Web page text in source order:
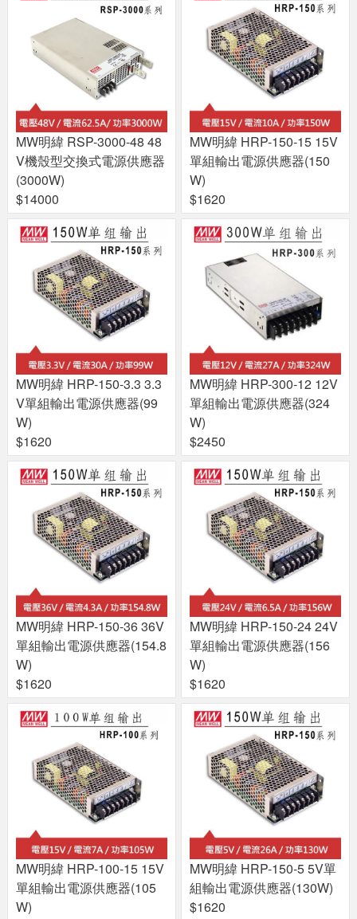
MW明緯 RSP-3000-48 48
V機殼型交換式電源供應器
(3000W)
$14000
MW明緯 HRP-150-15 15V
單組輸出電源供應器(150
W)
$1620
MW明緯 HRP-150-3.3 3.3
V單組輸出電源供應器(99
W)
$1620
MW明緯 HRP-300-12 12V
單組輸出電源供應器(324
W)
$2450
MW明緯 HRP-150-36 36V
單組輸出電源供應器(154.8
W)
$1620
MW明緯 HRP-150-24 24V
單組輸出電源供應器(156
W)
$1620
MW明緯 HRP-100-15 15V
單組輸出電源供應器(105
W)
MW明緯 HRP-150-5 5V單
組輸出電源供應器(130W)
$1620